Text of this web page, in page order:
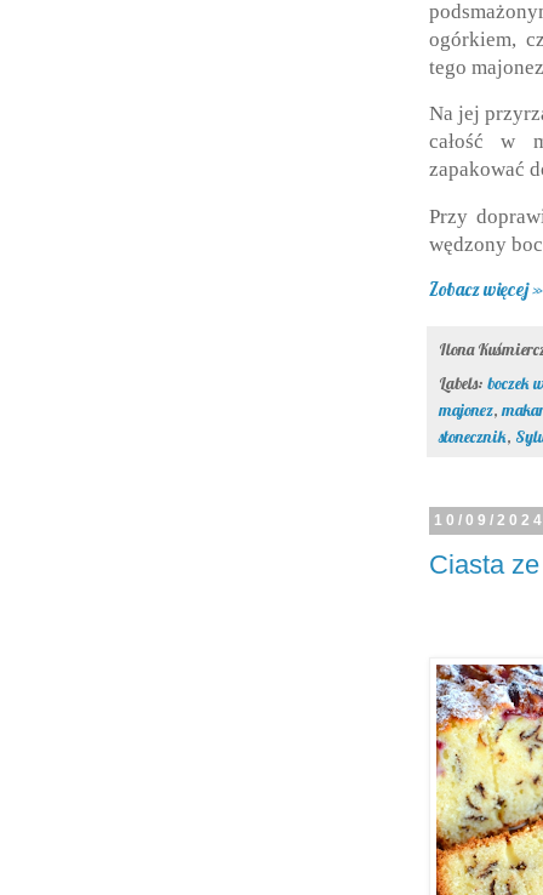
ogórkiem,
tego
Na jej
całość w
zapakować
Przy
wędzony
Zobacz więcej »
Ilona
Labels: boczek
majonez,
słonecznik,
10/09/
Ciasta